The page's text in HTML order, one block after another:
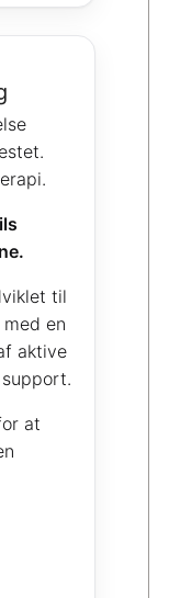
til
en
aktive
at